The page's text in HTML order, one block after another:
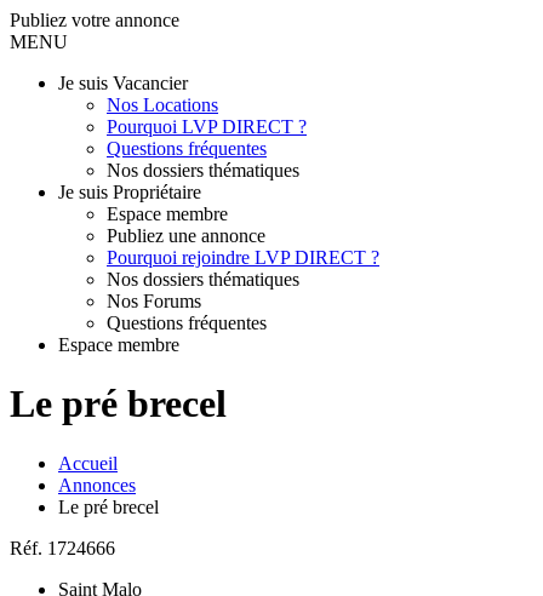
Publiez votre annonce
MENU
Je suis Vacancier
Nos Locations
Pourquoi LVP DIRECT ?
Questions fréquentes
Nos dossiers thématiques
Je suis Propriétaire
Espace membre
Publiez une annonce
Pourquoi rejoindre LVP DIRECT ?
Nos dossiers thématiques
Nos Forums
Questions fréquentes
Espace membre
Le pré brecel
Accueil
Annonces
Le pré brecel
Réf. 1724666
Saint Malo